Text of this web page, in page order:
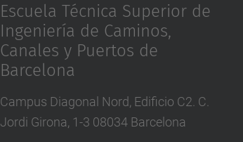
Escuela Técnica Superior de
Ingeniería de Caminos,
Canales y Puertos de
Barcelona
Campus Diagonal Nord, Edificio C2. C.
Jordi Girona, 1-3 08034 Barcelona